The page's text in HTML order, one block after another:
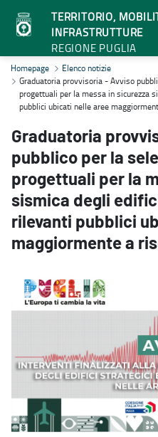
TERRITORIO,
INFRASTRUTTURE
REGIONE PUGLIA
Graduatoria provvisoria -
Homepage
Elenco notizie
Graduatoria provvisoria - Avviso
progettuali per la messa in sicurezza
pubblici ubicati nelle aree
Graduatoria
pubblico per la
progettuali per la
sismica degli
rilevanti pubblici
maggiormente a